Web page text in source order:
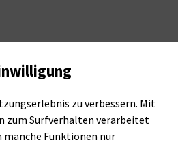
zu verbessern. Mit
zum Surfverhalten verarbeitet
Funktionen nur